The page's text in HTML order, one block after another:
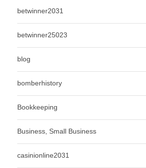
betwinner2031
betwinner25023
blog
bomberhistory
Bookkeeping
Business, Small Business
casinionline2031